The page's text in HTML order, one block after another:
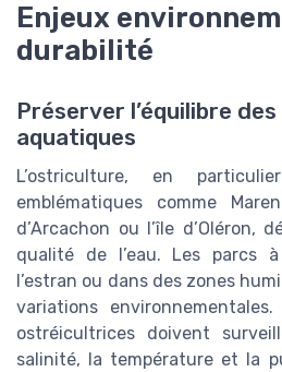
Enjeux
durabilité
Préserver l’équilibre
aquatiques
L’ostriculture, en
emblématiques comme
d’Arcachon ou l’île d’Oléron,
qualité de l’eau. Les parcs
l’estran ou dans des zones
variations
ostréicultrices doivent
salinité, la température et la